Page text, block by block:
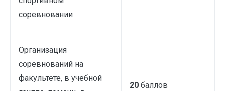
соревновании
Организация
соревнований на
факультете, в учебной
20 баллов